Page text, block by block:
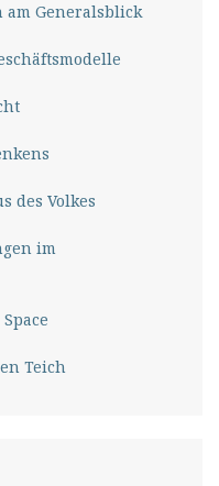
am Generalsblick
des Volkes
im
Teich